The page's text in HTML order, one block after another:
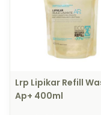
Lrp Lipikar Refill
Ap+ 400ml